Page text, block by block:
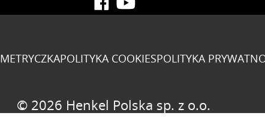
METRYCZKAPOLITYKA COOKIESPOLITYKA
© 2026 Henkel Polska sp. z o.o.